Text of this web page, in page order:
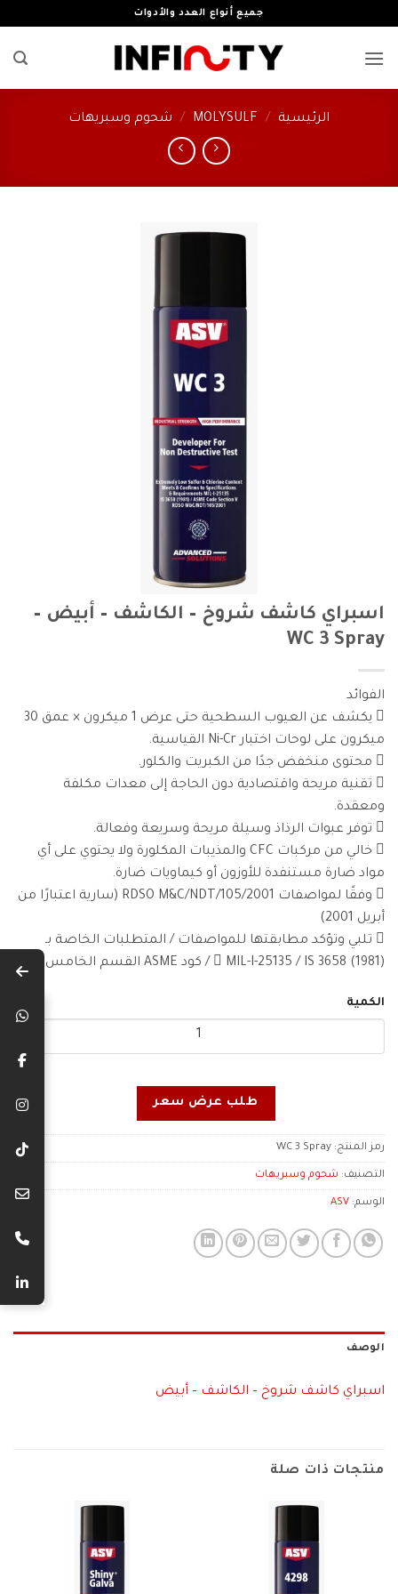
جميع أنواع العدد والأدوات
الرئيسية /
MOLYSULF
/ شحوم وسبريهات
اسبراي كاشف شروخ – الكاشف – أبيض –
WC 3 Spray
الفوائد
 يكشف عن العيوب السطحية حتى عرض 1 ميكرون × عمق 30
ميكرون على لوحات اختبار Ni-Cr القياسية.
 محتوى منخفض جدًا من الكبريت والكلور.
 تقنية مريحة واقتصادية دون الحاجة إلى معدات مكلفة
ومعقدة.
 توفر عبوات الرذاذ وسيلة مريحة وسريعة وفعالة.
 خالي من مركبات CFC والمذيبات المكلورة ولا يحتوي على أي
مواد ضارة مستنفدة للأوزون أو كيماويات ضارة.
 وفقًا لمواصفات RDSO M&C/NDT/105/2001 (سارية اعتبارًا من
أبريل 2001)
 تلبي وتؤكد مطابقتها للمواصفات / المتطلبات الخاصة بـ
 MIL-I-25135 / IS 3658 (1981) / كود ASME القسم الخامس
الكمية
طلب عرض سعر
رمز المنتج: WC 3 Spray
التصنيف: شحوم وسبريهات
الوسم: ASV
الوصف
اسبراي كاشف شروخ – الكاشف – أبيض
منتجات ذات صلة